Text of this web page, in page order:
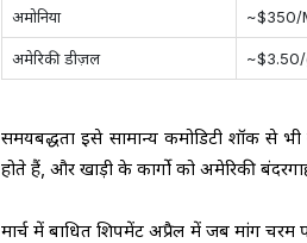
अमोनिया ~$350/
अमेरिकी डीज़ल
समयबद्धता इसे सामान्य कमोडिटी शॉक से
होते हैं, और खाड़ी के कार्गो को अमेरिकी
मार्च में बाधित शिपमेंट अप्रैल में जब मांग चरम